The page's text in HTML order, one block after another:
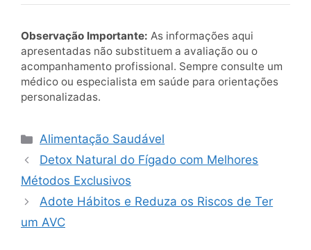
Observação Importante: As informações aqui
apresentadas não substituem a avaliação ou o
acompanhamento profissional. Sempre consulte um
médico ou especialista em saúde para orientações
personalizadas.
Categorias
Alimentação Saudável
Detox Natural do Fígado com Melhores
Métodos Exclusivos
Adote Hábitos e Reduza os Riscos de Ter
um AVC